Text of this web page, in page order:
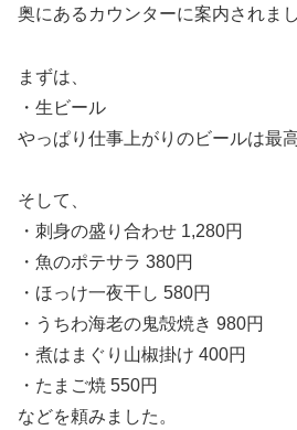
奥にあるカウンターに案内されまし
まずは、
・生ビール
やっぱり仕事上がりのビールは最高
そして、
・刺身の盛り合わせ 1,280円
・魚のポテサラ 380円
・ほっけ一夜干し 580円
・うちわ海老の鬼殻焼き 980円
・煮はまぐり山椒掛け 400円
・たまご焼 550円
などを頼みました。